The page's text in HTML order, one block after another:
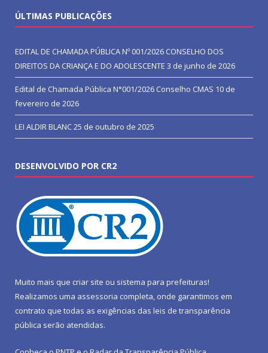
ÚLTIMAS PUBLICAÇÕES
EDITAL DE CHAMADA PÚBLICA Nº 001/2026 CONSELHO DOS
DIREITOS DA CRIANÇA E DO ADOLESCENTE 3 de junho de 2026
Edital de Chamada Pública N°001/2026 Conselho CMAS 10 de
fevereiro de 2026
LEI ALDIR BLANC25 de outubro de 2025
DESENVOLVIDO POR CR2
Muito mais que criar site ou sistema para prefeituras!
Realizamos uma assessoria completa, onde garantimos em
contrato que todas as exigências das leis de transparência
pública serão atendidas.